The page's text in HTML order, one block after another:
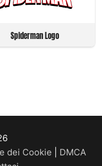
Spiderman Logo
dei Cookie
DMCA